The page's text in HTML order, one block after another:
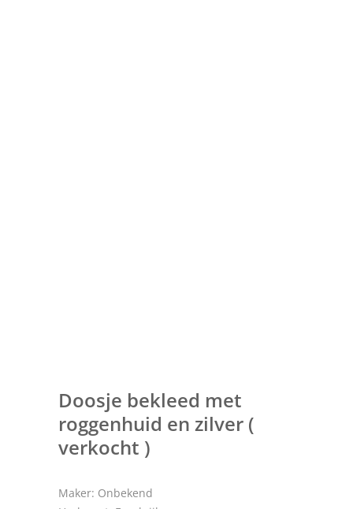
Doosje bekleed met
roggenhuid en zilver (
verkocht )
Maker: Onbekend